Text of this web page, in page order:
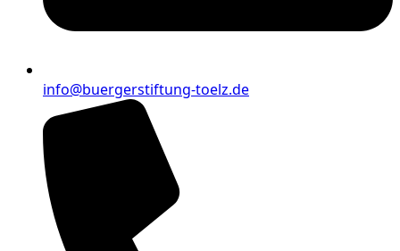
info@buergerstiftung-toelz.de